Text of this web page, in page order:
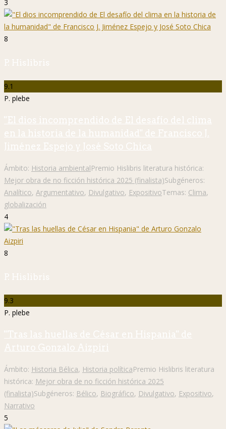
3
8
P. Hislibris
9.1
P. plebe
"El dios incomprendido de El desafío del clima
en la historia de la humanidad" de Francisco J.
Jiménez Espejo y José Soto Chica
Ámbito: Historia ambientalPremio Hislibris literatura histórica:
Mejor obra de no ficción histórica 2025 (finalista)Subgéneros:
Analítico, Argumentativo, Divulgativo, ExpositivoTemas: Clima,
globalización
4
8
P. Hislibris
9.3
P. plebe
"Tras las huellas de César en Hispania" de
Arturo Gonzalo Aizpiri
Ámbito: Historia Bélica, Historia políticaPremio Hislibris literatura
histórica: Mejor obra de no ficción histórica 2025
(finalista)Subgéneros: Bélico, Biográfico, Divulgativo, Expositivo,
Narrativo
5